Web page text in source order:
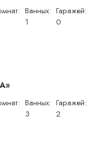
Ванных:
1
Гаражей:
0
Ванных:
3
Гаражей:
2